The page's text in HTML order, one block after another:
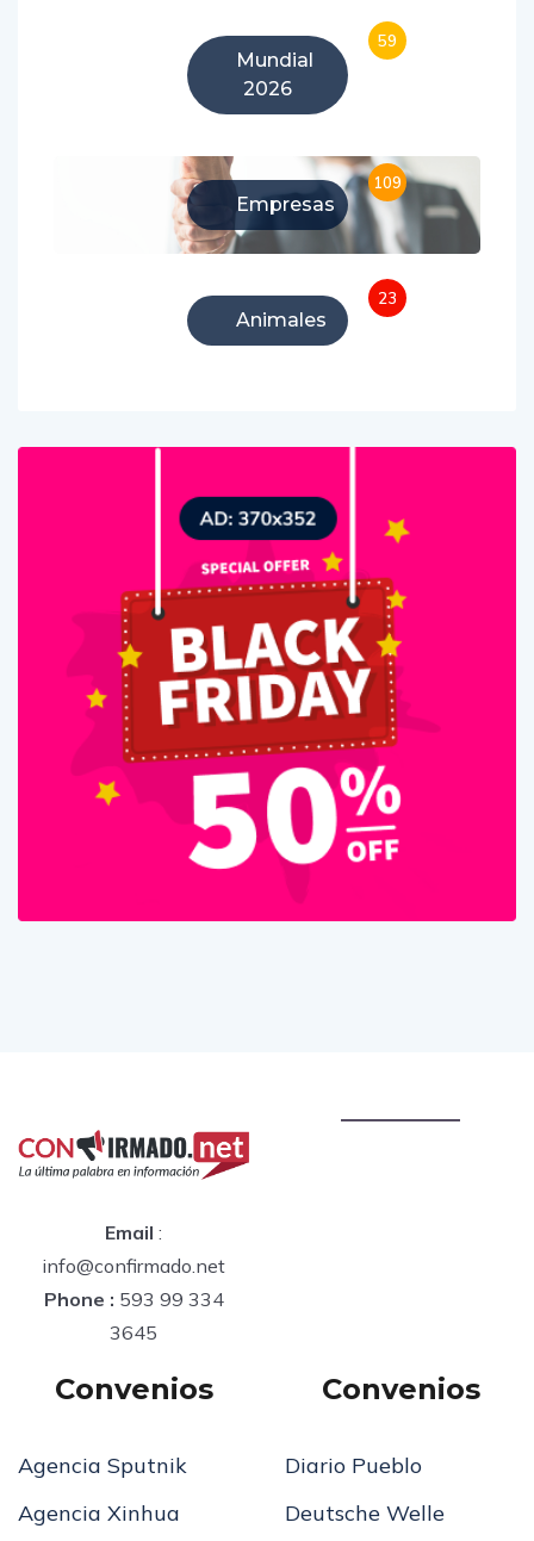
Mundial
2026
59
Empresas
109
Animales
23
Email :
info@confirmado.net
Phone : 593 99 334
3645
Convenios
Agencia Sputnik
Agencia Xinhua
Convenios
Diario Pueblo
Deutsche Welle